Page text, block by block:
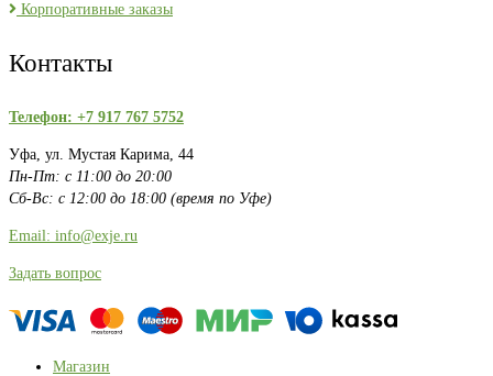
Корпоративные заказы
Контакты
Телефон: +7 917 767 5752
Уфа, ул. Мустая Карима, 44
Пн-Пт: с 11:00 до 20:00
Сб-Вс: с 12:00 до 18:00 (время по Уфе)
Email: info@exje.ru
Задать вопрос
Магазин